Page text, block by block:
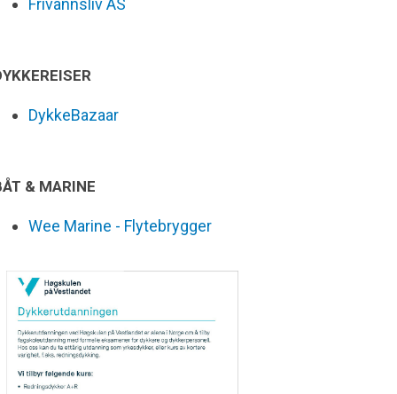
Frivannsliv AS
DykkeBazaar
& MARINE
Wee Marine - Flytebrygger